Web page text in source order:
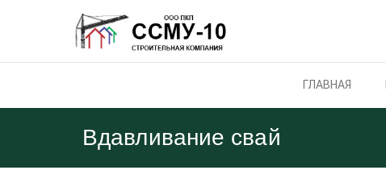
ГЛАВНАЯ
Вдавливание свай